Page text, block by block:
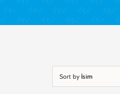
Sort by İsim